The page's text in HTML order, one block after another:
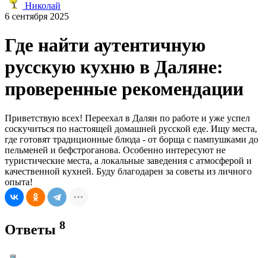
Николай
6 сентября 2025
Где найти аутентичную
русскую кухню в Даляне:
проверенные рекомендации
Приветствую всех! Переехал в Далян по работе и уже успел
соскучиться по настоящей домашней русской еде. Ищу места,
где готовят традиционные блюда - от борща с пампушками до
пельменей и бефстроганова. Особенно интересуют не
туристические места, а локальные заведения с атмосферой и
качественной кухней. Буду благодарен за советы из личного
опыта!
Ответы 8